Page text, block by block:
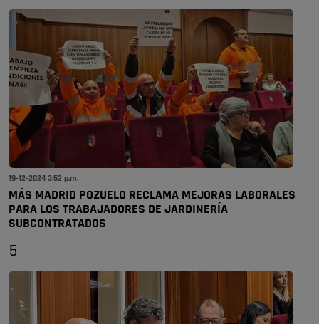
19-12-2024 3:52 p.m.
MÁS MADRID POZUELO RECLAMA MEJORAS LABORALES
PARA LOS TRABAJADORES DE JARDINERÍA
SUBCONTRATADOS
5